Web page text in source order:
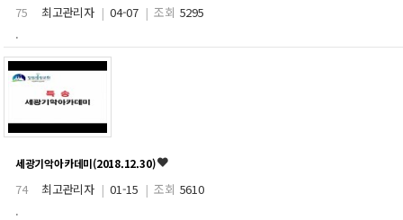
75 최고관리자 | 04-07 | 조회 5295
.
세광기악아카데미(2018.12.30)
74 최고관리자 | 01-15 | 조회 5610
.